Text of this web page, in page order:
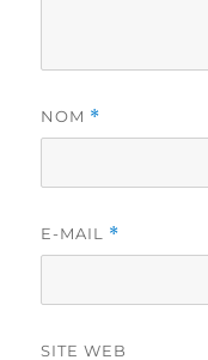
NOM *
E-MAIL *
SITE WEB